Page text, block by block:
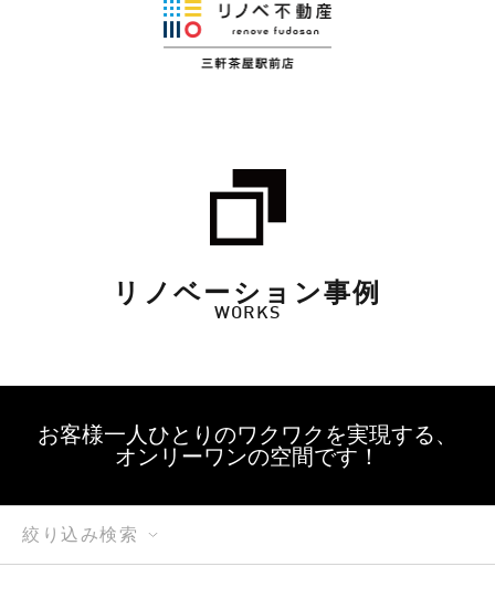
リノベーション事例
WORKS
お客様一人ひとりのワクワクを実現する、
オンリーワンの空間です！
絞り込み検索